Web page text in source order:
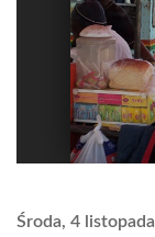
Środa, 4 listopada